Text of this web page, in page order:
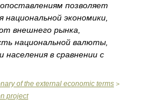
позволяет
национальной экономики,
внешнего рынка,
национальной валюты,
населения в сравнении с
of the external economic terms >
project